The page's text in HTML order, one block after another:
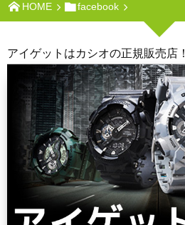
HOME facebook
アイゲットはカシオの正規販売店！